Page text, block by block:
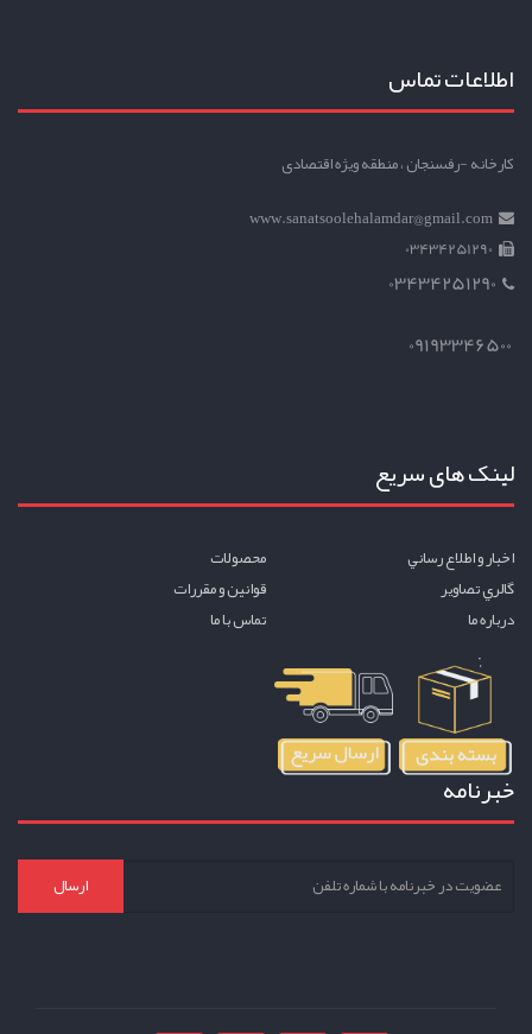
اطلاعات تماس
کارخانه -رفسنجان ، منطقه ویژه اقتصادی
www.sanatsoolehalamdar@gmail.com
03434251290
03434251290
09193346500
لینک های سریع
اخبار و اطلاع رساني
محصولات
گالري تصاوير
قوانين و مقررات
درباره ما
تماس با ما
خبرنامه
ارسال